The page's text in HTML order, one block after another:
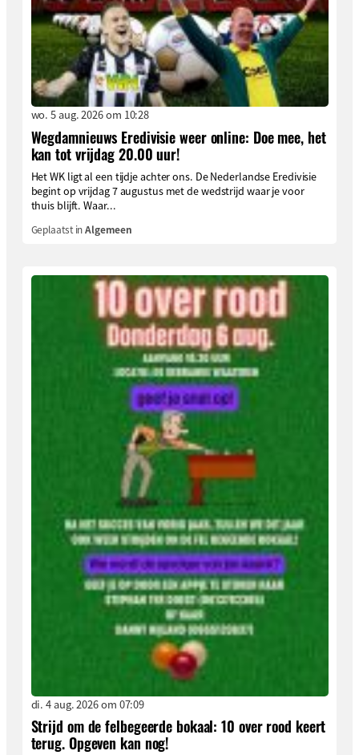
wo. 5 aug. 2026 om 10:28
Wegdamnieuws Eredivisie weer online: Doe mee, het
kan tot vrijdag 20.00 uur!
Het WK ligt al een tijdje achter ons. De Nederlandse Eredivisie
begint op vrijdag 7 augustus met de wedstrijd waar je voor
thuis blijft. Waar...
Geplaatst inAlgemeen
di. 4 aug. 2026 om 07:09
Strijd om de felbegeerde bokaal: 10 over rood keert
terug. Opgeven kan nog!